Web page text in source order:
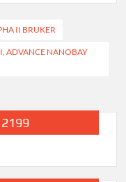
II BRUKER
ADVANCE NANOBAY